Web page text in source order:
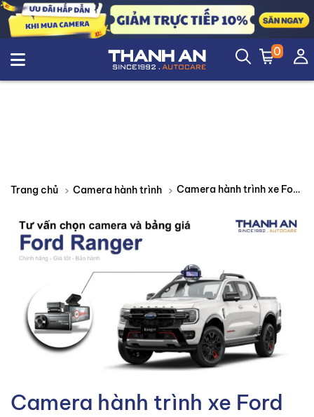
0
Trang chủ Camera hành trình Camera hành trình xe Ford Ranger loại nào tốt? Bảng giá mới nhất
Camera hành trình xe Ford